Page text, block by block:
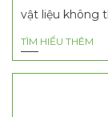
vật liệu không
TÌM HIỂU THÊM